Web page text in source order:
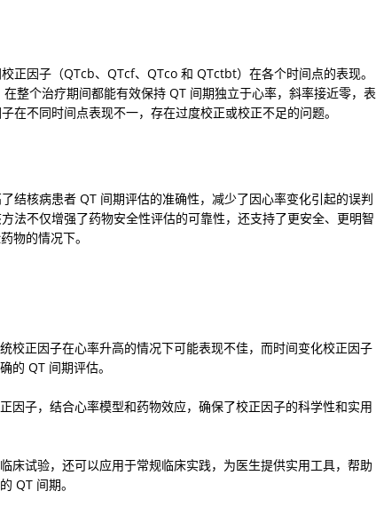
正因子（QTcb、QTcf、QTco 和 QTctbt）在各个时间点的表现。
整个治疗期间都能有效保持 QT 间期独立于心率，斜率接近零，表
在不同时间点表现不一，存在过度校正或校正不足的问题。
结核病患者 QT 间期评估的准确性，减少了因心率变化引起的误判
法不仅增强了药物安全性评估的可靠性，还支持了更安全、更明智
物的情况下。
校正因子在心率升高的情况下可能表现不佳，而时间变化校正因子
的 QT 间期评估。
因子，结合心率模型和药物效应，确保了校正因子的科学性和实用
床试验，还可以应用于常规临床实践，为医生提供实用工具，帮助
QT 间期。